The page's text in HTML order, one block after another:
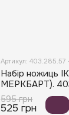
Артикул:
Набір ножиць
МЕРКБАРТ).
595 грн
525 грн